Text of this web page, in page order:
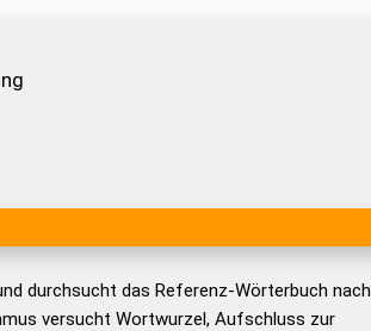
durchsucht das Referenz-Wörterbuch nach
versucht Wortwurzel, Aufschluss zur